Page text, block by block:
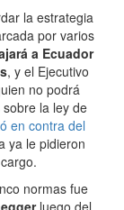
la estrategia
por varios
a Ecuador
, y el Ejecutivo
no podrá
la ley de
en contra del
ya le pidieron
normas fue
luego del